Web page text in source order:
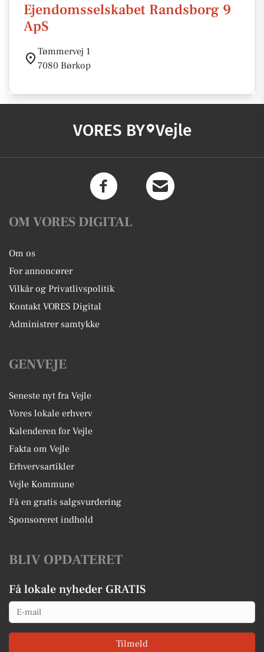
Ejendomsselskabet Randsborg 9
ApS
Tømmervej 1
7080 Børkop
VORES BY Vejle
OM VORES DIGITAL
Om os
For annoncører
Vilkår og Privatlivspolitik
Kontakt VORES Digital
Administrer samtykke
GENVEJE
Seneste nyt fra Vejle
Vores lokale erhverv
Kalenderen for Vejle
Fakta om Vejle
Erhvervsartikler
Vejle Kommune
Få en gratis salgsvurdering
Sponsoreret indhold
BLIV OPDATERET
Få lokale nyheder GRATIS
Email
Tilmeld